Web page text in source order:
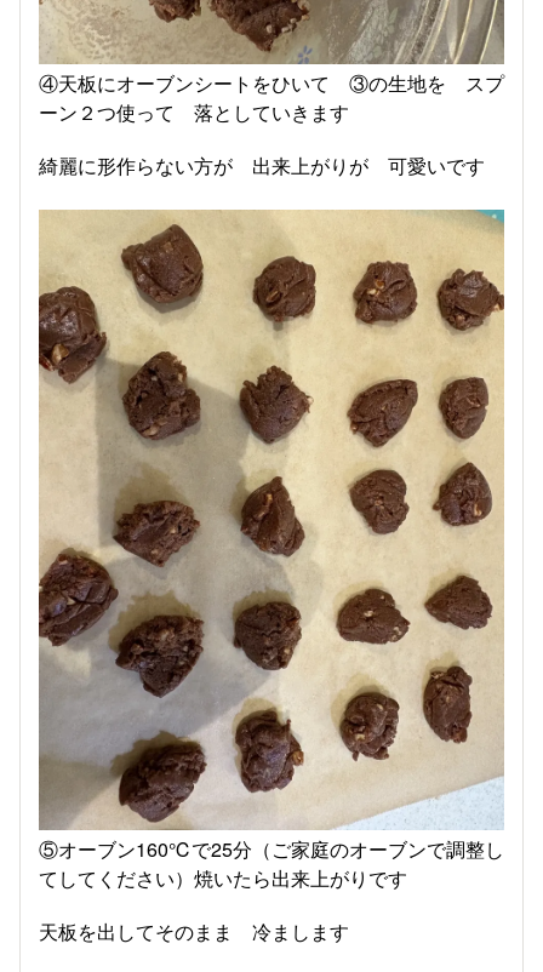
④天板にオーブンシートをひいて ③の生地を スプ
ーン２つ使って 落としていきます
綺麗に形作らない方が 出来上がりが 可愛いです
⑤オーブン160℃で25分（ご家庭のオーブンで調整し
てしてください）焼いたら出来上がりです
天板を出してそのまま 冷まします